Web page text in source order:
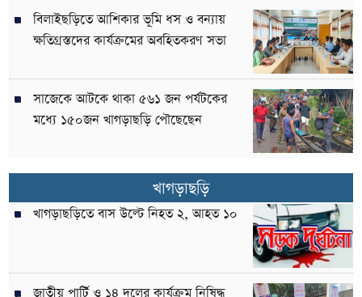
বিলাইছড়িতে আশিকার ভূমি ধস ও বন্যায়
ক্ষতিগ্রস্তদের কার্যক্রমের অবহিতকরণ সভা
সাজেকে আটকে থাকা ৫৬১ জন পর্যটকের
মধ্যে ১৫০জন খাগড়াছড়ি পৌছেছেন
খাগড়াছড়ি
খাগড়াছড়িতে বাস উল্টে নিহত ২, আহত ১০